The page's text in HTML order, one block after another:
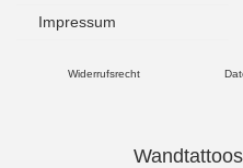
Impressum
Widerrufsrecht